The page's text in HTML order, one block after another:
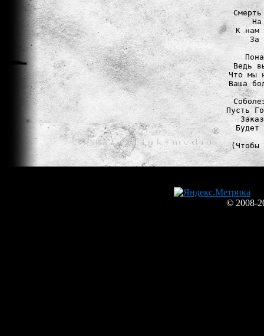
К нам
За
Ведь
Что мы
Ваша
Пусть
© 2008-